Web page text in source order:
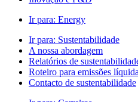
Ir para: Energy
Ir para: Sustentabilidade
A nossa abordagem
Relatórios de
Roteiro para emissões
Contacto de sustentabilidade